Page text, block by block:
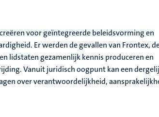
voor geïntegreerde beleidsvorming en
Er werden de gevallen van Frontex,
lidstaten gezamenlijk kennis produceren en
Vanuit juridisch oogpunt kan een
over verantwoordelijkheid,